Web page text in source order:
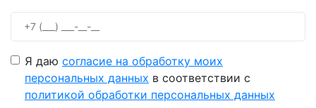
Я даю согласие на обработку моих
персональных данных в соответствии с
политикой обработки персональных данных